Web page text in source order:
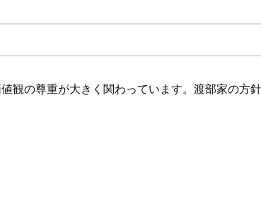
観の尊重が大きく関わっています。渡部家の方